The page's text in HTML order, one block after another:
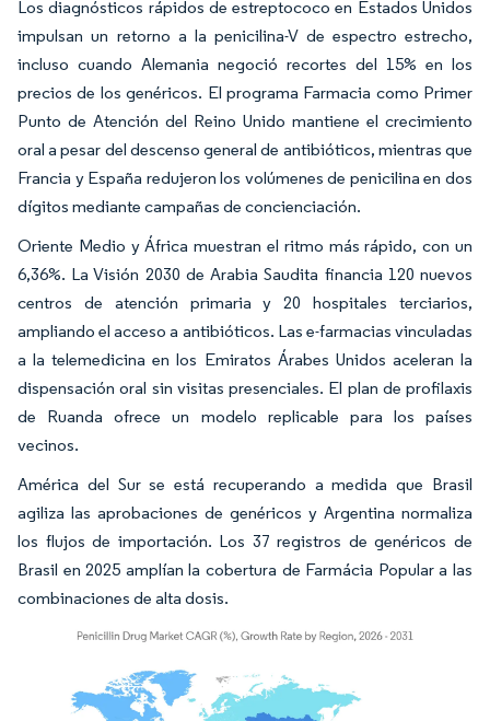
Los diagnósticos rápidos de estreptococo en Estados Unidos
impulsan un retorno a la penicilina-V de espectro estrecho,
incluso cuando Alemania negoció recortes del 15% en los
precios de los genéricos. El programa Farmacia como Primer
Punto de Atención del Reino Unido mantiene el crecimiento
oral a pesar del descenso general de antibióticos, mientras que
Francia y España redujeron los volúmenes de penicilina en dos
dígitos mediante campañas de concienciación.
Oriente Medio y África muestran el ritmo más rápido, con un
6,36%. La Visión 2030 de Arabia Saudita financia 120 nuevos
centros de atención primaria y 20 hospitales terciarios,
ampliando el acceso a antibióticos. Las e-farmacias vinculadas
a la telemedicina en los Emiratos Árabes Unidos aceleran la
dispensación oral sin visitas presenciales. El plan de profilaxis
de Ruanda ofrece un modelo replicable para los países
vecinos.
América del Sur se está recuperando a medida que Brasil
agiliza las aprobaciones de genéricos y Argentina normaliza
los flujos de importación. Los 37 registros de genéricos de
Brasil en 2025 amplían la cobertura de Farmácia Popular a las
combinaciones de alta dosis.